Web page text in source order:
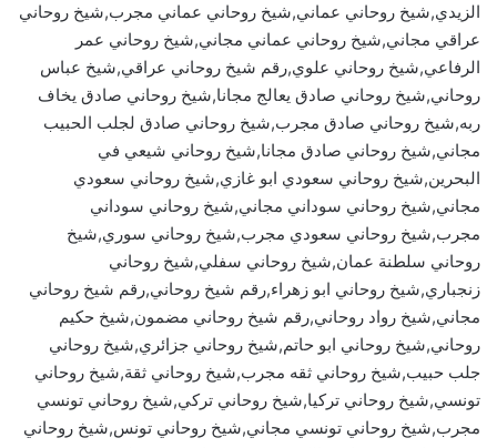
الزيدي,شيخ روحاني عماني,شيخ روحاني عماني مجرب,شيخ روحاني
عراقي مجاني,شيخ روحاني عماني مجاني,شيخ روحاني عمر
الرفاعي,شيخ روحاني علوي,رقم شيخ روحاني عراقي,شيخ عباس
روحاني,شيخ روحاني صادق يعالج مجانا,شيخ روحاني صادق يخاف
ربه,شيخ روحاني صادق مجرب,شيخ روحاني صادق لجلب الحبيب
مجاني,شيخ روحاني صادق مجانا,شيخ روحاني شيعي في
البحرين,شيخ روحاني سعودي ابو غازي,شيخ روحاني سعودي
مجاني,شيخ روحاني سوداني مجاني,شيخ روحاني سوداني
مجرب,شيخ روحاني سعودي مجرب,شيخ روحاني سوري,شيخ
روحاني سلطنة عمان,شيخ روحاني سفلي,شيخ روحاني
زنجباري,شيخ روحاني ابو زهراء,رقم شيخ روحاني,رقم شيخ روحاني
مجاني,شيخ رواد روحاني,رقم شيخ روحاني مضمون,شيخ حكيم
روحاني,شيخ روحاني ابو حاتم,شيخ روحاني جزائري,شيخ روحاني
جلب حبيب,شيخ روحاني ثقه مجرب,شيخ روحاني ثقة,شيخ روحاني
تونسي,شيخ روحاني تركيا,شيخ روحاني تركي,شيخ روحاني تونسي
مجرب,شيخ روحاني تونسي مجاني,شيخ روحاني تونس,شيخ روحاني